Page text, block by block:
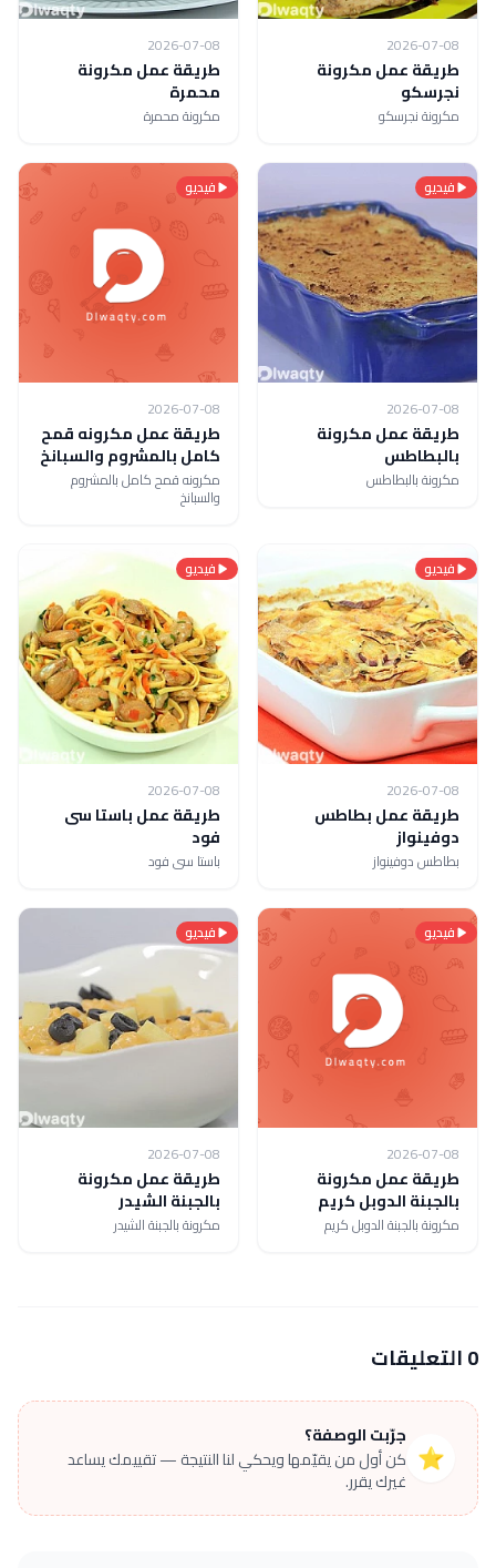
2026-07-08
طريقة عمل مكرونة
نجرسكو
مكرونة نجرسكو
2026-07-08
طريقة عمل مكرونة
محمرة
مكرونة محمرة
فيديو
2026-07-08
طريقة عمل مكرونة
بالبطاطس
مكرونة بالبطاطس
فيديو
2026-07-08
طريقة عمل مكرونه قمح
كامل بالمشروم والسبانخ
مكرونه قمح كامل بالمشروم
والسبانخ
فيديو
2026-07-08
طريقة عمل بطاطس
دوفينواز
بطاطس دوفينواز
فيديو
2026-07-08
طريقة عمل باستا سى
فود
باستا سى فود
فيديو
2026-07-08
طريقة عمل مكرونة
بالجبنة الدوبل كريم
مكرونة بالجبنة الدوبل كريم
فيديو
2026-07-08
طريقة عمل مكرونة
بالجبنة الشيدر
مكرونة بالجبنة الشيدر
0 التعليقات
⭐
جرّبت الوصفة؟
كن أول من يقيّمها ويحكي لنا النتيجة — تقييمك يساعد
غيرك يقرر.